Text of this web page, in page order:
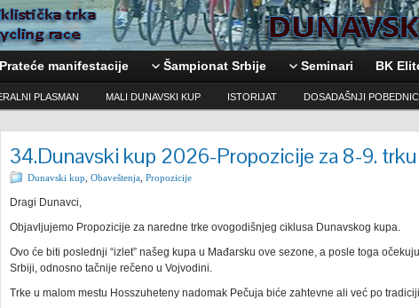
Prateće manifestacije Šampionat Srbije Seminari BK
PLASMAN MALI DUNAVSKI KUP ISTORIJAT DOSADAŠNJI
34.Dunavski kup 2026-Propozicije za 8-9. trku
Dunavski kup Obaveštenja Propozicije
Dragi Dunavci,
Objavljujemo Propozicije za naredne trke ovogodišnjeg ciklusa Dunavskog kupa.
Ovo će biti poslednji “izlet” našeg kupa u Mađarsku ove sezone, a posle toga
Srbiji, odnosno tačnije rečeno u Vojvodini.
Trke u malom mestu Hosszuheteny nadomak Pečuja biće zahtevne ali već po